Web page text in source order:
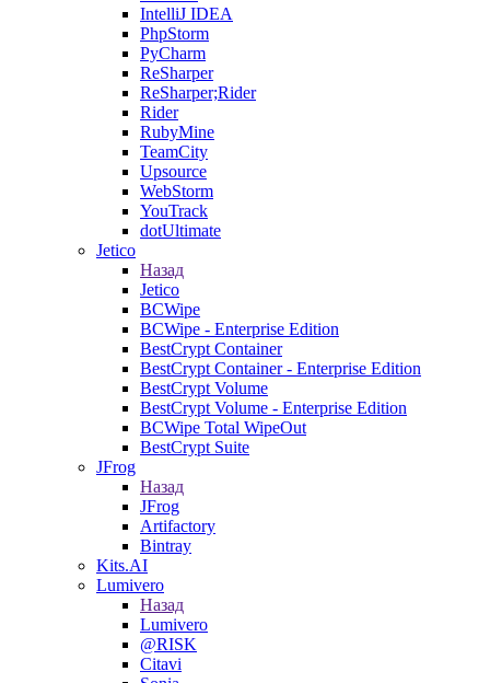
IntelliJ IDEA
PhpStorm
PyCharm
ReSharper
ReSharper;Rider
Rider
RubyMine
TeamCity
Upsource
WebStorm
YouTrack
dotUltimate
Jetico
Назад
Jetico
BCWipe
BCWipe - Enterprise Edition
BestCrypt Container
BestCrypt Container - Enterprise Edition
BestCrypt Volume
BestCrypt Volume - Enterprise Edition
BCWipe Total WipeOut
BestCrypt Suite
JFrog
Назад
JFrog
Artifactory
Bintray
Kits.AI
Lumivero
Назад
Lumivero
@RISK
Citavi